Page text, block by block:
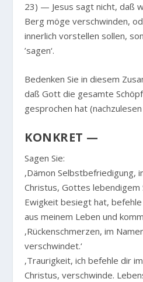
23) — Jesus sagt nicht, daß
Berg möge verschwinden,
innerlich vorstellen sollen,
’sagen‘.
Bedenken Sie in diesem
daß Gott die gesamte
gesprochen hat
KONKRET —
Sagen Sie:
‚Dämon Selbstbefriedigung,
Christus, Gottes lebendigem
Ewigkeit besiegt hat,
aus meinem Leben und
‚Rückenschmerzen, im
verschwindet.‘
‚Traurigkeit, ich befehle dir
Christus, verschwinde.